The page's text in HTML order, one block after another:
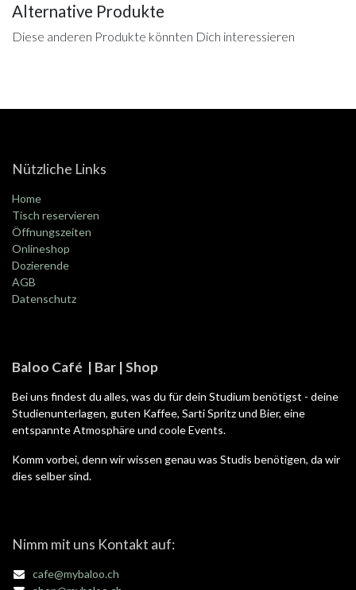
Alternative Produkte
Diese anderen Produkte könnten Dich interessieren
Nützliche Links
Home
Tisch reservieren
Öffnungszeiten
Onlineshop
Dozierende
AGB
Datenschutz
Baloo Café | Bar | Shop
Bei uns findest du alles, was du für dein Studium benötigst - deine
Studienunterlagen, guten Kaffee, Sarti Spritz und Bier, eine
entspannte Atmosphäre und coole Events.
Komm vorbei, denn wir wissen genau was Studis benötigen, da wir
dies selber sind.
Nimm mit uns Kontakt auf:
cafe@mybaloo.ch